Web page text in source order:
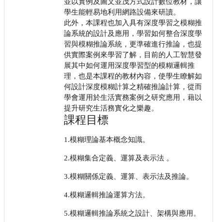
並以實例及圖文並茂方式設計數位教材，讓
學生能輕易地利用網路設備來研讀。
此外，本課程也加入具有深度學習之模糊推
論系統的設計及應用，學習如何整合深度學
習與模糊推論系統，更準確進行推論，也提
供實際案例來學習了解，目前的人工智慧發
展其中如何運用深度學習型的模糊邏輯推
理，也是本課程的教材內容，使學生瞭解如
何設計深度模糊計算之精確推論計算，從而
學會運用於生活實務案例之研究應用，藉以
提升研究生活務實化之樂趣。
課程目標
1.模糊理論基本概念知識。
2.模糊集合定義、運算及表示法 。
3.模糊關係定義、運算、表示法及推論。
4.模糊邏輯推論運算方法。
5.模糊邏輯推論系統之設計、架構與應用。